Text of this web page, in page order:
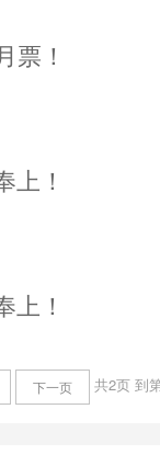
票！
上！
上！
下一页 共2页 到